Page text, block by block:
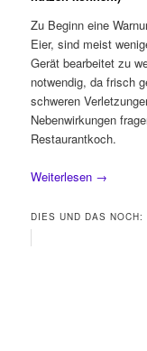
Zu Beginn eine
Eier, sind meist
Gerät bearbeitet zu
notwendig, da frisch
schweren
Nebenwirkungen
Restaurantkoch.
Weiterlesen →
DIES UND DAS NOCH: